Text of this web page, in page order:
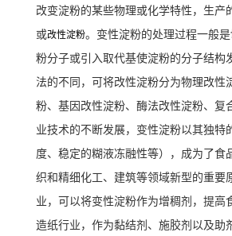
改变淀粉的某些物理或化学特性，生产
或改性淀粉。变性淀粉的处理过程一般
粉分子或引入取代基使淀粉的分子结构
法的不同，可将改性淀粉分为物理改性
粉、基因改性淀粉、酶法改性淀粉、复
业技术的不断发展，变性淀粉以其独特
度、稳定的糊液冻融性等），成为了食
织和精细化工、建筑等领域新型的重要
业，可以将变性淀粉作为增稠剂，提高
造纸行业，作为黏结剂、施胶剂以及助